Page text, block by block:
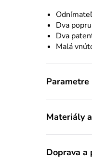
Dva
Dva
Malá
Parametre
Materiály
Doprava a